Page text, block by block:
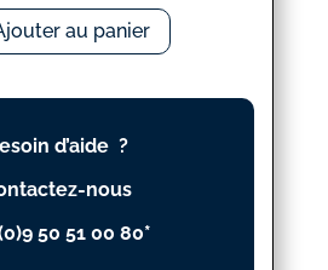
au panier
d’aide ?
nous
50 51 00 80*